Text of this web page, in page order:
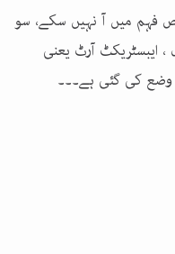
فہم میں آ نہیں سکے، سو
، ایبسٹریکٹ آرٹ یعنی
وضع کی گئی ہے۔۔۔